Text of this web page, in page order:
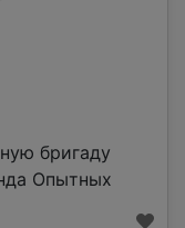
бригаду
Опытных